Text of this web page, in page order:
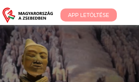
APP LETÖLTÉSE